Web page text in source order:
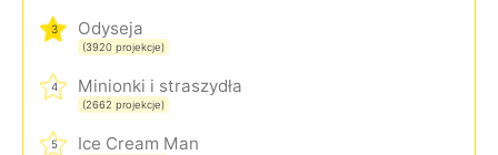
3 Odyseja
(3920 projekcje)
4 Minionki i straszydła
(2662 projekcje)
5 Ice Cream Man